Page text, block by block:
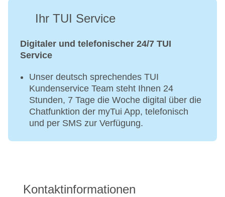
Ihr TUI Service
Digitaler und telefonischer 24/7 TUI
Service
Unser deutsch sprechendes TUI
Kundenservice Team steht Ihnen 24
Stunden, 7 Tage die Woche digital über die
Chatfunktion der myTui App, telefonisch
und per SMS zur Verfügung.
Kontaktinformationen